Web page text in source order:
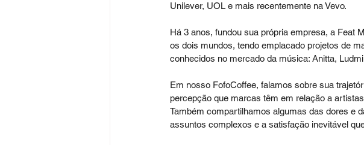
Unilever, UOL e mais recentemente na Vevo.
Há 3 anos, fundou sua própria empresa, a Feat
os dois mundos, tendo emplacado projetos de
conhecidos no mercado da música: Anitta,
Em nosso FofoCoffee, falamos sobre sua
percepção que marcas têm em relação a
Também compartilhamos algumas das dores e
assuntos complexos e a satisfação inevitável